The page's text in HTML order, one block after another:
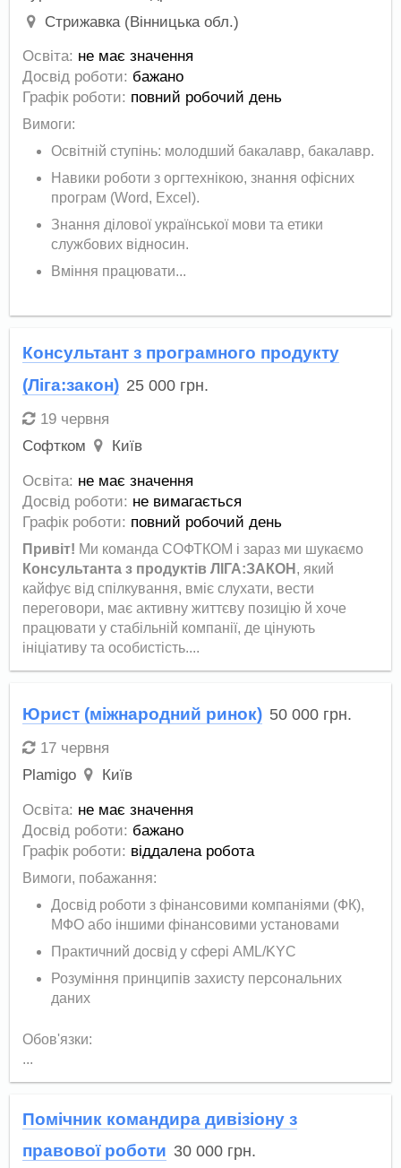
Стрижавка (Вінницька обл.)
Освіта: не має значення
Досвід роботи: бажано
Графік роботи: повний робочий день
Вимоги:
Освітній ступінь: молодший бакалавр, бакалавр.
Навики роботи з оргтехнікою, знання офісних
програм (Word, Excel).
Знання ділової української мови та етики
службових відносин.
Вміння працювати...
Консультант з програмного продукту
(Ліга:закон) 25 000 грн.
19 червня
Софтком
Київ
Освіта: не має значення
Досвід роботи: не вимагається
Графік роботи: повний робочий день
Привіт! Ми команда СОФТКОМ і зараз ми шукаємо
Консультанта з продуктів ЛІГА:ЗАКОН , який
кайфує від спілкування, вміє слухати, вести
переговори, має активну життєву позицію й хоче
працювати у стабільній компанії, де цінують
ініціативу та особистість....
Юрист (міжнародний ринок) 50 000 грн.
17 червня
Plamigo
Київ
Освіта: не має значення
Досвід роботи: бажано
Графік роботи: віддалена робота
Вимоги, побажання:
Досвід роботи з фінансовими компаніями (ФК),
МФО або іншими фінансовими установами
Практичний досвід у сфері AML/KYC
Розуміння принципів захисту персональних
даних
Обов'язки:
...
Помічник командира дивізіону з
правової роботи 30 000 грн.